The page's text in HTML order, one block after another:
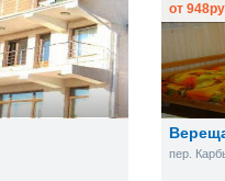
пер.
от 948